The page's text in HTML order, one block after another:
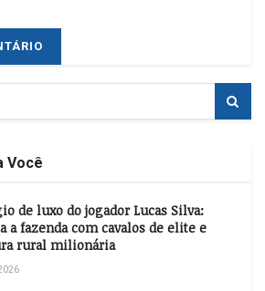
Você
de luxo do jogador Lucas Silva:
a fazenda com cavalos de elite e
rural milionária